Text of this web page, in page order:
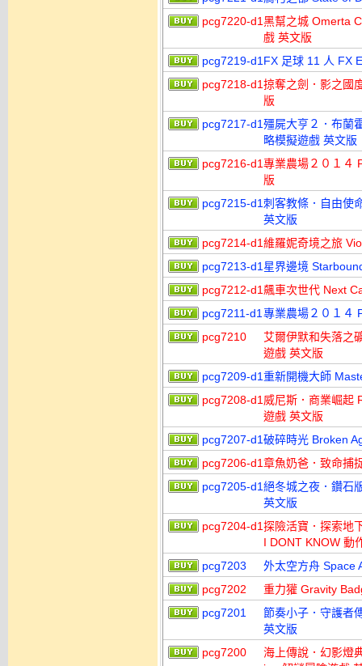
pcg7220-d1黑幫之城 Omerta
戲 英文版
pcg7219-d1 FX 足球 11 人 FX
pcg7218-d1掠奪之劍．影之國
版
pcg7217-d1殭屍大亨２．布蘭
略模擬遊戲 英文版
pcg7216-d1專業農場２０１４
版
pcg7215-d1刺客教條．自由使
英文版
pcg7214-d1維羅妮奇境之旅
pcg7213-d1 星界邊境
pcg7212-d1飆車次世代 Next
pcg7211-d1 專業農場２０１４
pcg7210
艾爾伊默和失落之
遊戲 英文版
pcg7209-d1重新開機大師
pcg7208-d1 威尼斯．商業崛起
遊戲 英文版
pcg7207-d1破碎時光 Broken
pcg7206-d1章魚奶爸．致命捕
pcg7205-d1絕冬城之夜．鑽石
英文版
pcg7204-d1探險活寶．探索地
I DONT KNOW 動
pcg7203
外太空方舟 Space
pcg7202
重力獾 Gravity
pcg7201
節奏小子．守護者
英文版
pcg7200
海上傳說．幻影燈